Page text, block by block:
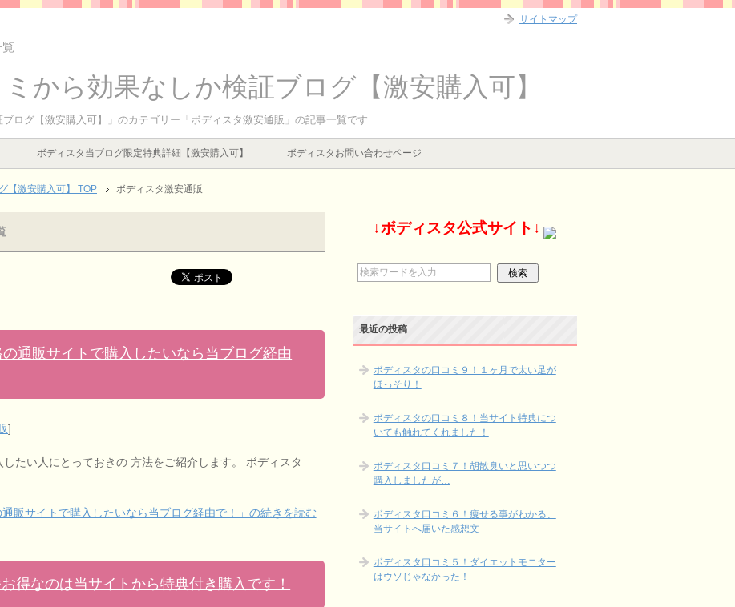
から効果なしか検証ブログ【激安購入可】
ブログ【激安購入可】」のカテゴリー「ボディスタ激安通販」の記事一覧です
ボディスタ当ブログ限定特典詳細【激安購入可】 ボディスタお問い合わせページ
【激安購入可】 TOP ボディスタ激安通販
通販サイトで購入したいなら当ブログ経由
]
たい人にとっておきの 方法をご紹介します。 ボディスタ
通販サイトで購入したいなら当ブログ経由で！」の続きを読む
得なのは当サイトから特典付き購入です！
↓ボディスタ公式サイト↓
最近の投稿
ボディスタの口コミ９！１ヶ月で太い足が
ほっそり！
ボディスタの口コミ８！当サイト特典につ
いても触れてくれました！
ボディスタ口コミ７！胡散臭いと思いつつ
購入しましたが…
ボディスタ口コミ６！痩せる事がわかる、
当サイトへ届いた感想文
ボディスタ口コミ５！ダイエットモニター
はウソじゃなかった！
サイトマップ